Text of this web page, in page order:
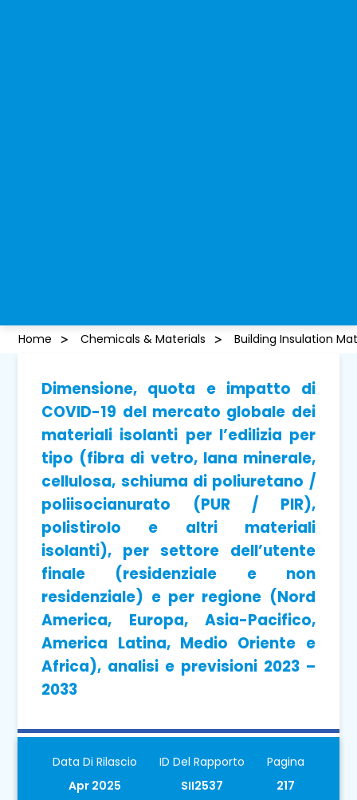
Home Chemicals & Materials Building Insulation
Dimensione, quota e impatto di
COVID-19 del mercato globale dei
materiali isolanti per l’edilizia per
tipo (fibra di vetro, lana minerale,
cellulosa, schiuma di poliuretano /
poliisocianurato (PUR / PIR),
polistirolo e altri materiali
isolanti), per settore dell’utente
finale (residenziale e non
residenziale) e per regione (Nord
America, Europa, Asia-Pacifico,
America Latina, Medio Oriente e
Africa), analisi e previsioni 2023 –
2033
Data Di Rilascio
Apr 2025
ID Del Rapporto
SII2537
Pagina
217